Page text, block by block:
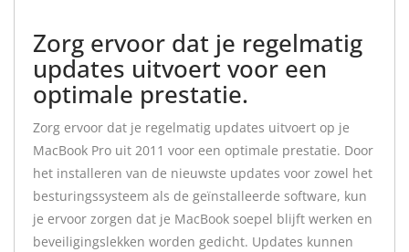
Zorg ervoor dat je regelmatig
updates uitvoert voor een
optimale prestatie.
Zorg ervoor dat je regelmatig updates uitvoert op je
MacBook Pro uit 2011 voor een optimale prestatie. Door
het installeren van de nieuwste updates voor zowel het
besturingssysteem als de geïnstalleerde software, kun
je ervoor zorgen dat je MacBook soepel blijft werken en
beveiligingslekken worden gedicht. Updates kunnen